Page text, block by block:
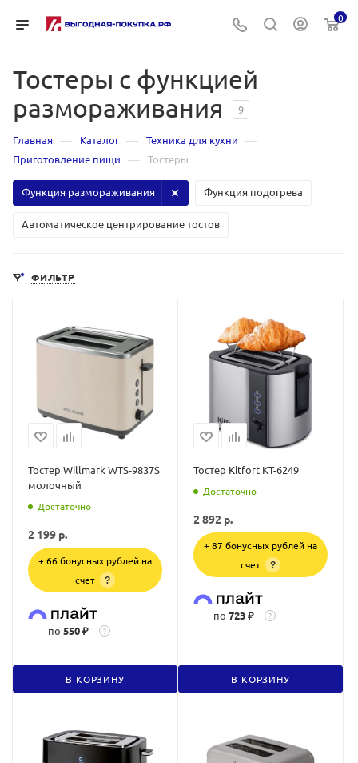
0
Тостеры с функцией
размораживания
9
Главная — Каталог — Техника для кухни —
Приготовление пищи — Тостеры
Функция подогрева
Функция размораживания
Автоматическое центрирование тостов
ФИЛЬТР
Тостер Willmark WTS-9837S
молочный
Достаточно
2 199 р.
+ 66 бонусных рублей на
счет
?
по 550 ₽ ?
В КОРЗИНУ
Тостер Kitfort КТ-6249
Достаточно
2 892 р.
+ 87 бонусных рублей на
счет
?
по 723 ₽ ?
В КОРЗИНУ